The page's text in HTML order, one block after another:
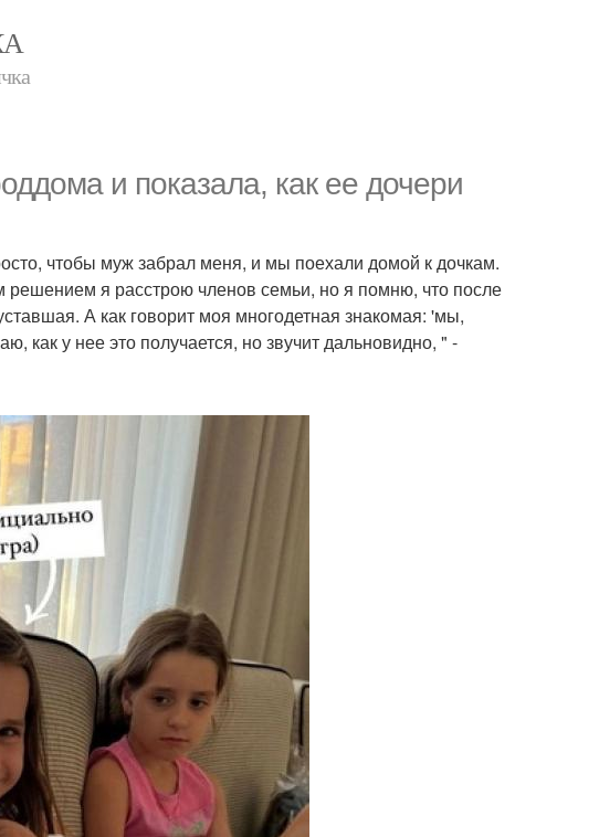
и показала, как ее дочери
чтобы муж забрал меня, и мы поехали домой к дочкам.
решением я расстрою членов семьи, но я помню, что после
А как говорит моя многодетная знакомая: 'мы,
как у нее это получается, но звучит дальновидно, " -